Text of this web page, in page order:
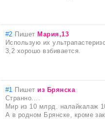
#2 Пишет Мария,13
Использую их
3,2 хорошо взбивается.
#1 Пишет из Брянска
Странно....
Мир из 10 млрд. налайкалаж
А в родном Брянске, кроме